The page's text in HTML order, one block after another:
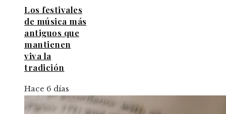
Los festivales
de música más
antiguos que
mantienen
viva la
tradición
Hace 6 días